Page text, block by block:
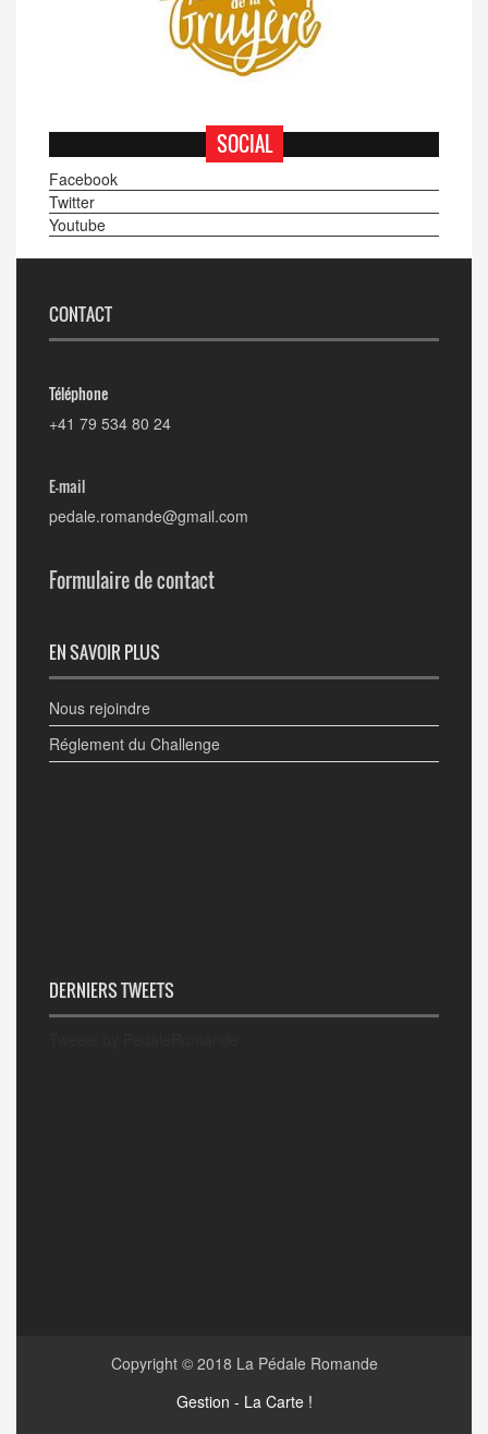
SOCIAL
Facebook
Twitter
Youtube
CONTACT
Téléphone
+41 79 534 80 24
E-mail
pedale.romande@gmail.com
Formulaire de contact
EN SAVOIR PLUS
Nous rejoindre
Réglement du Challenge
DERNIERS TWEETS
Copyright © 2018 La Pédale Romande
Gestion - La Carte !